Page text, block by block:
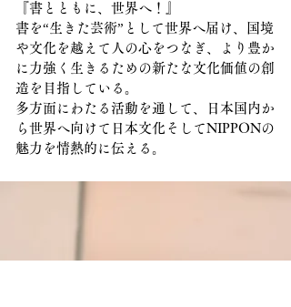
『書とともに、世界へ！』
書を“生きた芸術”として世界へ届け、国境
や文化を越えて人の心をつなぎ、より豊か
に力強く生きるための新たな文化価値の創
造を目指している。
多方面にわたる活動を通して、日本国内か
ら世界へ向けて 日本文化そしてNIPPONの
魅力を情熱的に伝える。